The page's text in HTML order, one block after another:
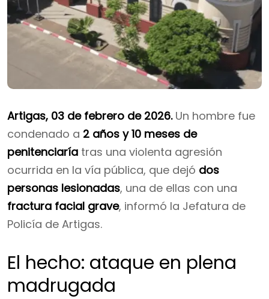
Artigas, 03 de febrero de 2026.Un hombre fue
condenado a 2 años y 10 meses de
penitenciaría tras una violenta agresión
ocurrida en la vía pública, que dejó dos
personas lesionadas, una de ellas con una
fractura facial grave, informó la Jefatura de
Policía de Artigas.
El hecho: ataque en plena
madrugada